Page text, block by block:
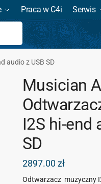
Praca w C4i Serwis
audio z USB SD
Musician
I2S hi-end
SD
2897.00zł
Odtwarzacz muzyczny